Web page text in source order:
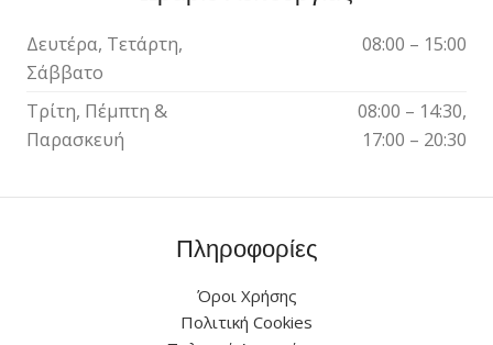
Δευτέρα, Τετάρτη,
Σάββατο
08:00 – 15:00
Τρίτη, Πέμπτη &
Παρασκευή
08:00 – 14:30,
17:00 – 20:30
Πληροφορίες
Όροι Χρήσης
Πολιτική Cookies